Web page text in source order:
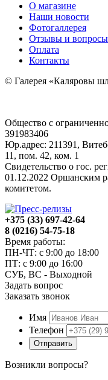
О магазине
Наши новости
Фотогаллерея
Отзывы и вопросы
Оплата
Контакты
© Галерея «Каляровы
Общество с
391983406
Юр.адрес: 211391,
11, пом. 42, ком. 1
Свидетельство о гос.
01.12.2022 Оршанским
комитетом.
+375 (33) 697-42-64
8 (0216) 54-75-18
Время работы:
ПН-ЧТ: с 9:00 до 18:00
ПТ: с 9:00 до 16:00
СУБ, ВС - Выходной
Задать вопрос
Заказать звонок
Имя
Телефон
Отправить
Возникли вопросы?